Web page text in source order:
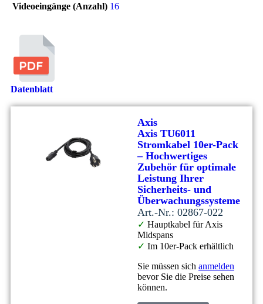
Videoeingänge (Anzahl) 16
Datenblatt
Axis
Axis TU6011
Stromkabel 10er-Pack
– Hochwertiges
Zubehör für optimale
Leistung Ihrer
Sicherheits- und
Überwachungssysteme
Art.-Nr.: 02867-022
✓ Hauptkabel für Axis
Midspans
✓ Im 10er-Pack erhältlich
Sie müssen sich anmelden
bevor Sie die Preise sehen
können.